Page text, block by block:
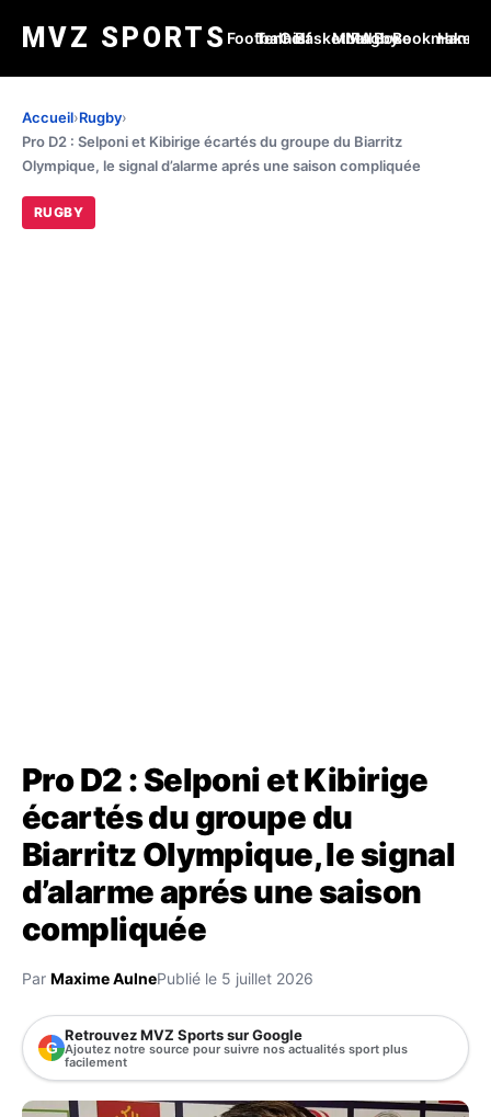
MVZ SPORTS Football
Tennis
GolfBasketball
MMARugby
BoxeBookmakers
Accueil›Rugby›
Pro D2 : Selponi et Kibirige écartés du groupe du Biarritz
Olympique, le signal d’alarme aprés une saison compliquée
RUGBY
Pro D2 : Selponi et Kibirige
écartés du groupe du
Biarritz Olympique, le signal
d’alarme aprés une saison
compliquée
Par Maxime AulnePublié le 5 juillet 2026
G
Retrouvez MVZ Sports sur Google
Ajoutez notre source pour suivre nos actualités sport plus
facilement